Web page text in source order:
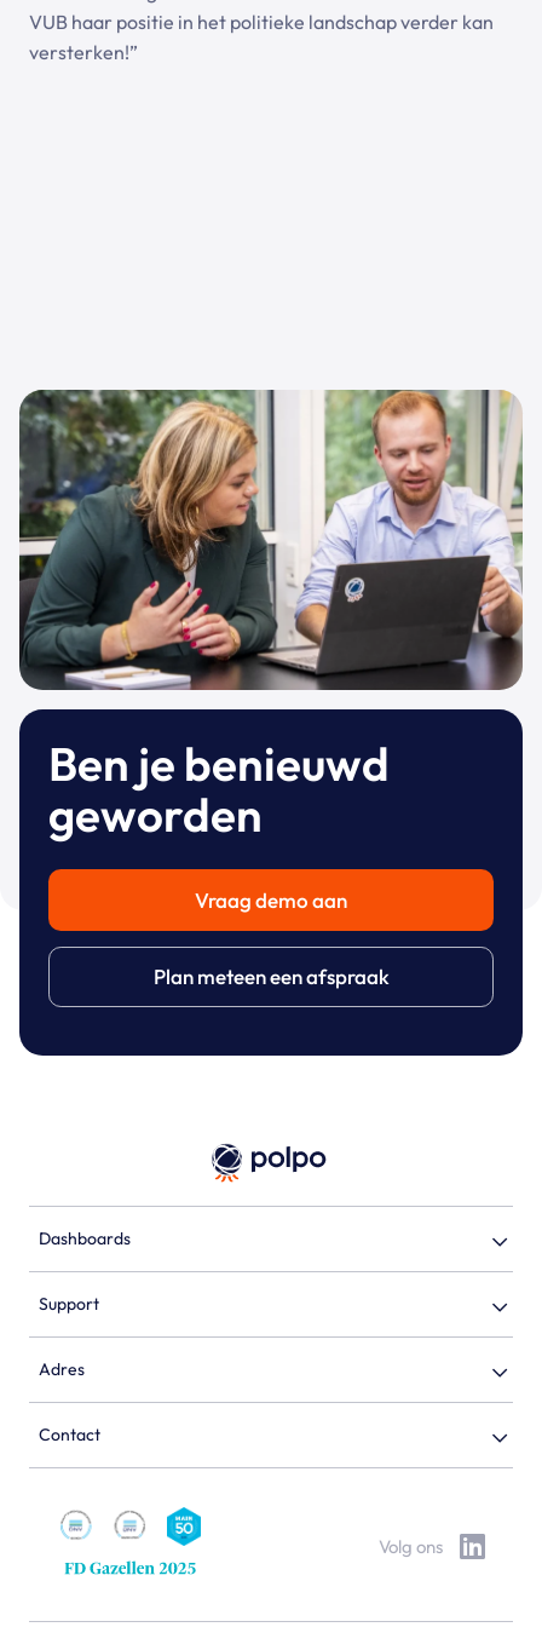
VUB haar positie in het politieke landschap verder kan
versterken!”
Ben je benieuwd
geworden
Vraag demo aan
Plan meteen een afspraak
Dashboards
Support
Adres
Contact
Volg ons